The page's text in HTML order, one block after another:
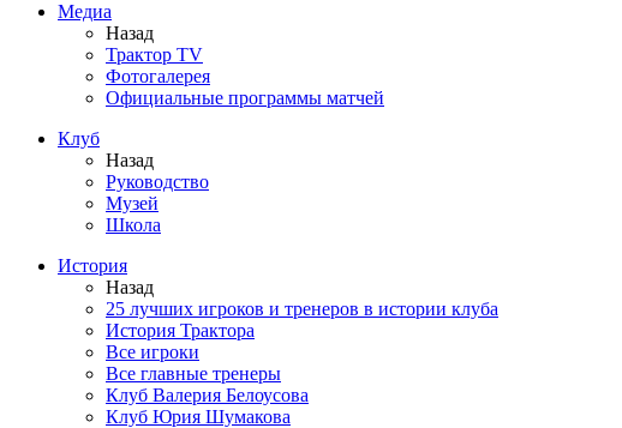
Медиа
Назад
Трактор TV
Фотогалерея
Официальные программы матчей
Клуб
Назад
Руководство
Музей
Школа
История
Назад
25 лучших игроков и тренеров в истории клуба
История Трактора
Все игроки
Все главные тренеры
Клуб Валерия Белоусова
Клуб Юрия Шумакова